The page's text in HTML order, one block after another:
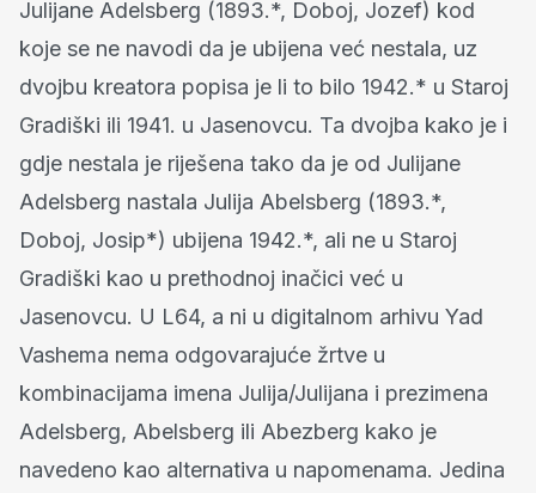
Julijane Adelsberg (1893.*, Doboj, Jozef) kod
koje se ne navodi da je ubijena već nestala, uz
dvojbu kreatora popisa je li to bilo 1942.* u Staroj
Gradiški ili 1941. u Jasenovcu. Ta dvojba kako je i
gdje nestala je riješena tako da je od Julijane
Adelsberg nastala Julija Abelsberg (1893.*,
Doboj, Josip*) ubijena 1942.*, ali ne u Staroj
Gradiški kao u prethodnoj inačici već u
Jasenovcu. U L64, a ni u digitalnom arhivu Yad
Vashema nema odgovarajuće žrtve u
kombinacijama imena Julija/Julijana i prezimena
Adelsberg, Abelsberg ili Abezberg kako je
navedeno kao alternativa u napomenama. Jedina